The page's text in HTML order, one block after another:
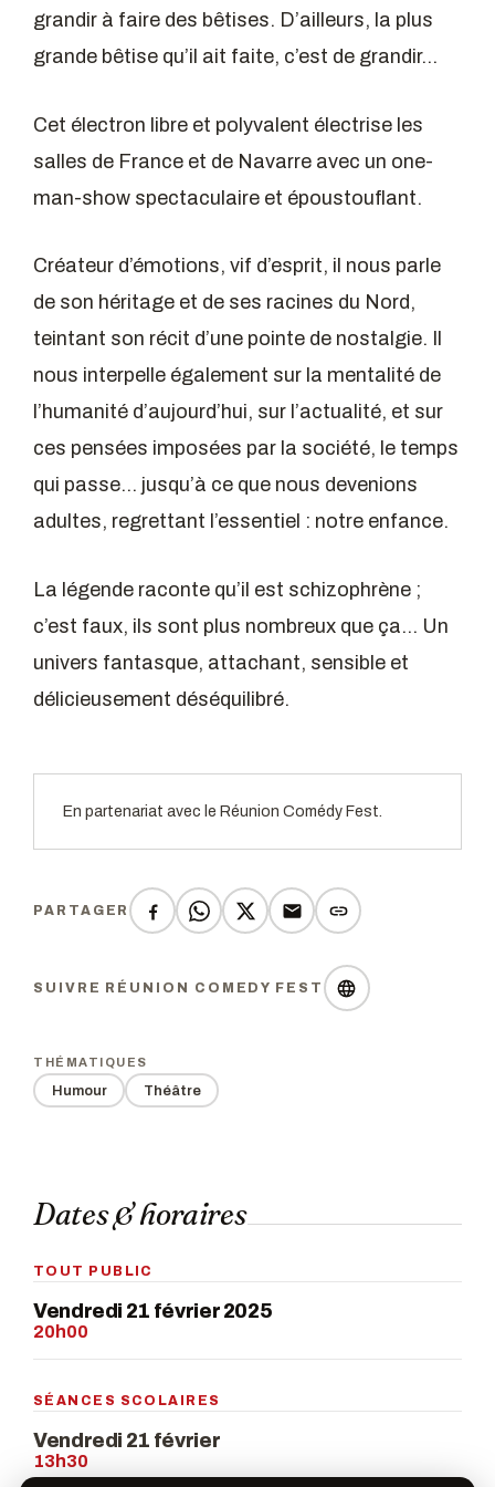
grandir à faire des bêtises. D’ailleurs, la plus
grande bêtise qu’il ait faite, c’est de grandir…
Cet électron libre et polyvalent électrise les
salles de France et de Navarre avec un one-
man-show spectaculaire et époustouflant.
Créateur d’émotions, vif d’esprit, il nous parle
de son héritage et de ses racines du Nord,
teintant son récit d’une pointe de nostalgie. Il
nous interpelle également sur la mentalité de
l’humanité d’aujourd’hui, sur l’actualité, et sur
ces pensées imposées par la société, le temps
qui passe… jusqu’à ce que nous devenions
adultes, regrettant l’essentiel : notre enfance.
La légende raconte qu’il est schizophrène ;
c’est faux, ils sont plus nombreux que ça… Un
univers fantasque, attachant, sensible et
délicieusement déséquilibré.
En partenariat avec le Réunion Comédy Fest.
PARTAGER
SUIVRE RÉUNION COMEDY FEST
THÉMATIQUES
Humour Théâtre
Dates & horaires
TOUT PUBLIC
Vendredi 21 février 2025
20h00
SÉANCES SCOLAIRES
Vendredi 21 février
13h30